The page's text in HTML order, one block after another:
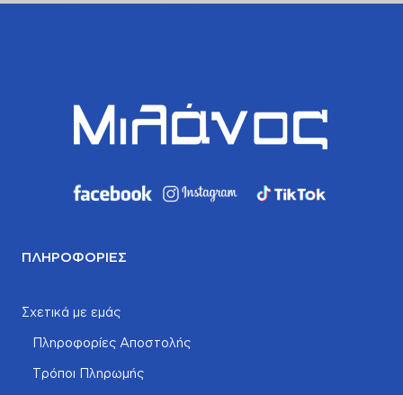
ΠΛΗΡΟΦΟΡΊΕΣ
Σχετικά με εμάς
Πληροφορίες Αποστολής
Τρόποι Πληρωμής